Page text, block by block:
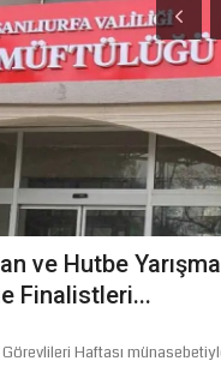
ve Hutbe
Finalistleri...
Görevlileri Haftası